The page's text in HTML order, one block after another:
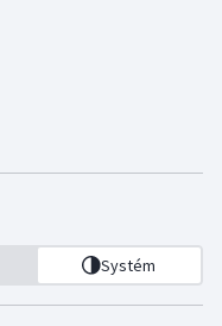
Systém